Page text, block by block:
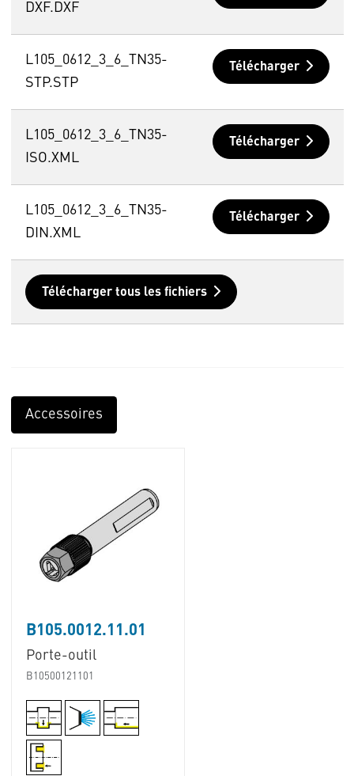
DXF.DXF
L105_0612_3_6_TN35-
STP.STP
Télécharger
L105_0612_3_6_TN35-
ISO.XML
Télécharger
L105_0612_3_6_TN35-
DIN.XML
Télécharger
Télécharger tous les fichiers
Accessoires
B105.0012.11.01
Porte-outil
B10500121101